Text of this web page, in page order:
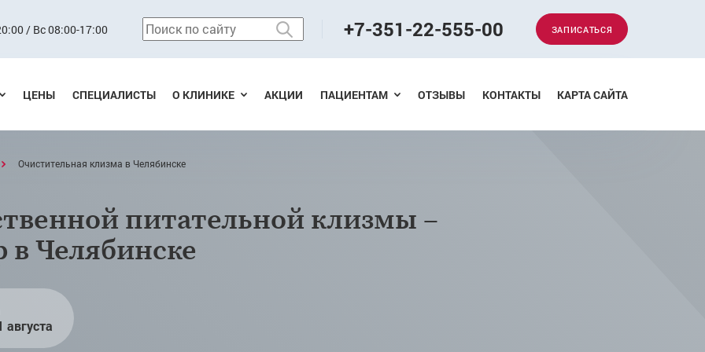
/ Вс 08:00-17:00 +7-351-22-555-00 ЗАПИСАТЬСЯ
ЦЕНЫ СПЕЦИАЛИСТЫ О КЛИНИКЕ АКЦИИ ПАЦИЕНТАМ ОТЗЫВЫ КОНТАКТЫ КАРТА САЙТА
Очистительная клизма в Челябинске
питательной клизмы –
Челябинске
августа